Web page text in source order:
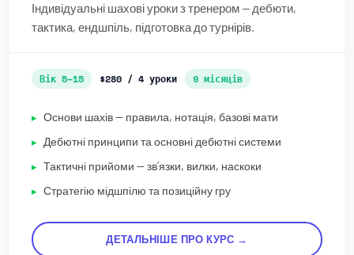
Індивідуальні шахові уроки з тренером — дебюти,
тактика, ендшпіль, підготовка до турнірів.
Вік 5–15 $280 / 4 уроки 9 місяців
Основи шахів — правила, нотація, базові мати
Дебютні принципи та основні дебютні системи
Тактичні прийоми — звʼязки, вилки, наскоки
Стратегію мідшпілю та позиційну гру
ДЕТАЛЬНІШЕ ПРО КУРС →